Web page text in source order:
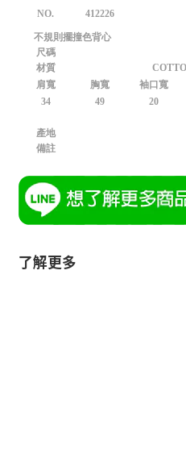
NO. 412226
不規則擺撞色背心
尺碼
材質
肩寬
胸寬 袖口寬
34
49 20
產地
備註
了解更多